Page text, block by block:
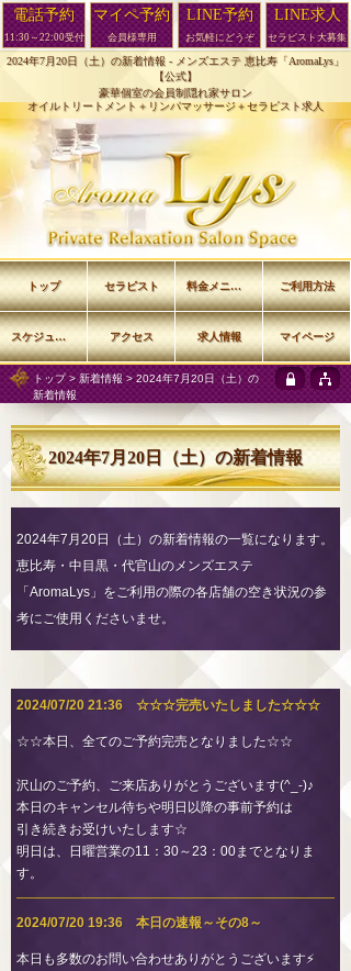
2024年7月20日（土）の新着情報 - メンズエステ 恵比寿「AromaLys」
【公式】
豪華個室の会員制隠れ家サロン
オイルトリートメント＋リンパマッサージ＋セラピスト求人
トップ> 新着情報 > 2024年7月20日（土）の
新着情報
2024年7月20日（土）の新着情報
2024年7月20日（土）の新着情報の一覧になります。
恵比寿・中目黒・代官山のメンズエステ
「AromaLys」をご利用の際の各店舗の空き状況の参
考にご使用くださいませ。
2024/07/20 21:36 ☆☆☆完売いたしました☆☆☆
☆☆本日、全てのご予約完売となりました☆☆
沢山のご予約、ご来店ありがとうございます(^_-)♪
本日のキャンセル待ちや明日以降の事前予約は
引き続きお受けいたします☆
明日は、日曜営業の11：30～23：00までとなりま
す。
2024/07/20 19:36 本日の速報～その8～
本日も多数のお問い合わせありがとうございます⚡
トップ セラピスト 料金メニュー ご利用方法
スケジュール アクセス 求人情報 マイページ
電話予約
11:30～22:00受付
マイペ予約
会員様専用
LINE予約
お気軽にどうぞ
LINE求人
セラピスト大募集